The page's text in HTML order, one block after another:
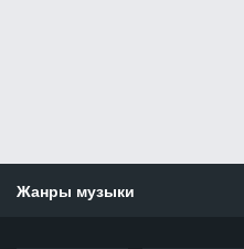
Жанры музыки